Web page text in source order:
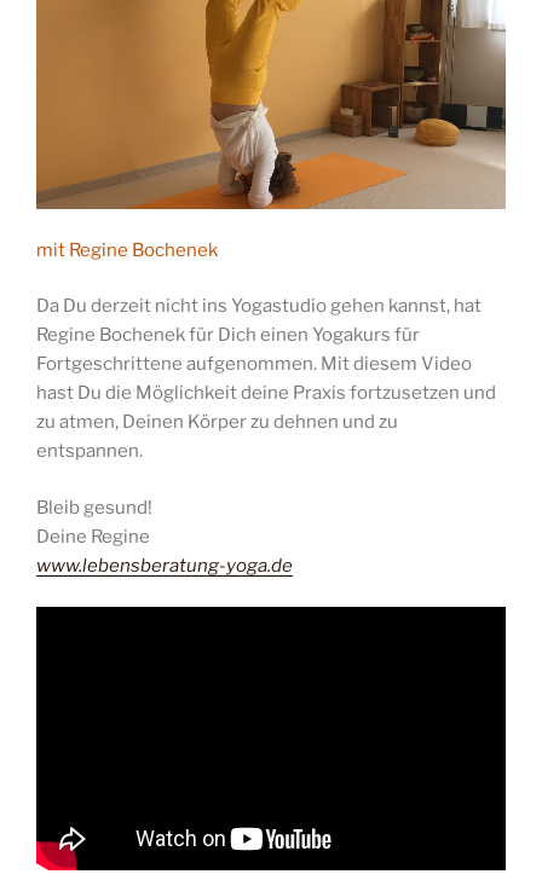
mit Regine Bochenek
Da Du derzeit nicht ins Yogastudio gehen kannst, hat
Regine Bochenek für Dich einen Yogakurs für
Fortgeschrittene aufgenommen. Mit diesem Video
hast Du die Möglichkeit deine Praxis fortzusetzen und
zu atmen, Deinen Körper zu dehnen und zu
entspannen.
Bleib gesund!
Deine Regine
www.lebensberatung-yoga.de